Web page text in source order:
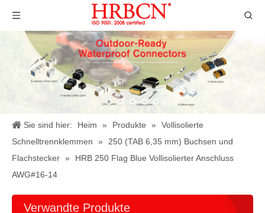
Sie sind hier: Heim » Produkte »
Vollisolierte
Schnelltrennklemmen
»
250 (TAB 6,35 mm) Buchsen und
Flachstecker »
HRB 250 Flag Blue Vollisolierter Anschluss
AWG#16-14
Verwandte Produkte